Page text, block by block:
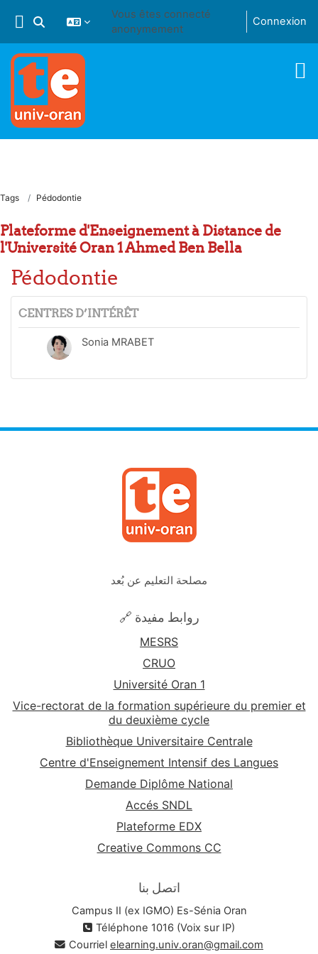
Activer/désactiver la saisie de recherche
Vous êtes connecté
anonymement
Connexion
Tags Pédodontie
Plateforme d'Enseignement à Distance de
l'Université Oran 1 Ahmed Ben Bella
Pédodontie
CENTRES D’INTÉRÊT
Sonia MRABET
مصلحة التعليم عن بُعد
🔗 روابط مفيدة
MESRS
CRUO
Université Oran 1
Vice-rectorat de la formation supérieure du premier et
du deuxième cycle
Bibliothèque Universitaire Centrale
Centre d'Enseignement Intensif des Langues
Demande Diplôme National
Accés SNDL
Plateforme EDX
Creative Commons CC
اتصل بنا
Campus II (ex IGMO) Es-Sénia Oran
Téléphone 1016 (Voix sur IP)
Courriel elearning.univ.oran@gmail.com